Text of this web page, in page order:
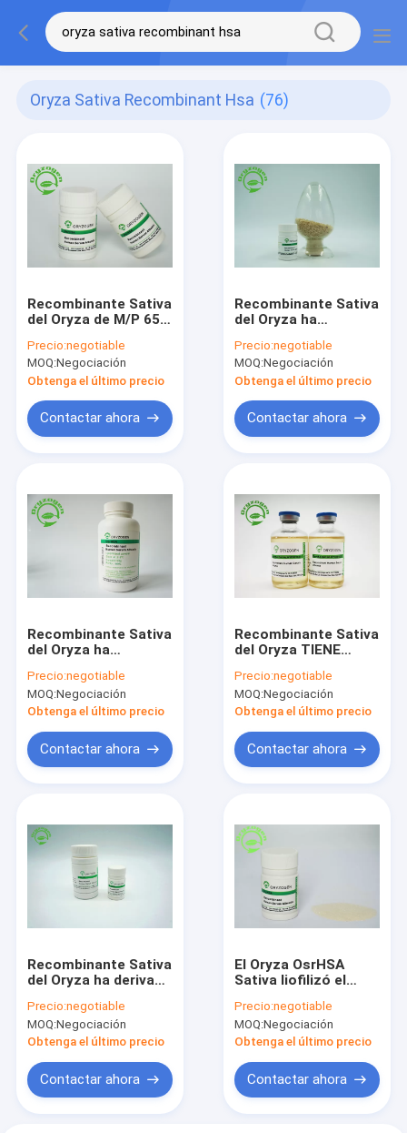
Oryza Sativa Recombinant Hsa (76)
Recombinante Sativa
del Oryza de M/P 65℃
molecular de la
pureza 66.5kD del
polvo el 99%
Precio:negotiable
MOQ:Negociación
Obtenga el último precio
Contactar ahora
Recombinante Sativa
del Oryza ha
humana total
molecular de la
albúmina del polvo
66.554KD
Precio:negotiable
MOQ:Negociación
Obtenga el último precio
Contactar ahora
Recombinante Sativa
del Oryza ha
plataforma
específica del
endospermo del
Precio:negotiable
MOQ:Negociación
Obtenga el último precio
Contactar ahora
Recombinante Sativa
del Oryza TIENE
embrión
Cryopreservation
Precio:negotiable
MOQ:Negociación
Obtenga el último precio
Contactar ahora
Recombinante Sativa
del Oryza ha derivado
componente no
animal
Precio:negotiable
MOQ:Negociación
Obtenga el último precio
Contactar ahora
El Oryza OsrHSA
Sativa liofilizó el
certificado
Precio:negotiable
MOQ:Negociación
Obtenga el último precio
Contactar ahora